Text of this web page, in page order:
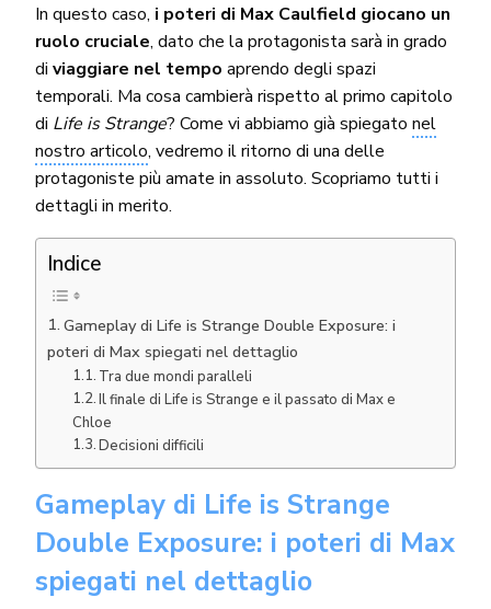
In questo caso, i poteri di Max Caulfield giocano un
ruolo cruciale, dato che la protagonista sarà in grado
di viaggiare nel tempo aprendo degli spazi
temporali. Ma cosa cambierà rispetto al primo capitolo
di Life is Strange? Come vi abbiamo già spiegatonel
nostro articolo, vedremo il ritorno di una delle
protagoniste più amate in assoluto. Scopriamo tutti i
dettagli in merito.
Indice
Gameplay di Life is Strange Double Exposure: i
poteri di Max spiegati nel dettaglio
Tra due mondi paralleli
Il finale di Life is Strange e il passato di Max e
Chloe
Decisioni difficili
Gameplay di Life is Strange
Double Exposure: i poteri di Max
spiegati nel dettaglio